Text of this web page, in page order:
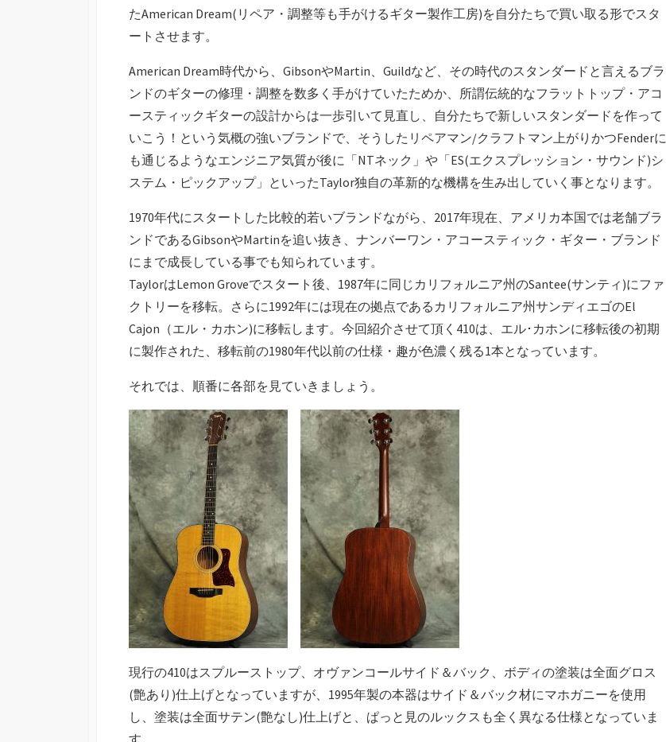
たAmerican Dream(リペア・調整等も手がけるギター製作工房)を自分たちで買い取る形でスタ
ートさせます。
American Dream時代から、GibsonやMartin、Guildなど、その時代のスタンダードと言えるブラ
ンドのギターの修理・調整を数多く手がけていたためか、所謂伝統的なフラットトップ・アコ
ースティックギターの設計からは一歩引いて見直し、自分たちで新しいスタンダードを作って
いこう！という気概の強いブランドで、そうしたリペアマン/クラフトマン上がりかつFenderに
も通じるようなエンジニア気質が後に「NTネック」や「ES(エクスプレッション・サウンド)シ
ステム・ピックアップ」といったTaylor独自の革新的な機構を生み出していく事となります。
1970年代にスタートした比較的若いブランドながら、2017年現在、アメリカ本国では老舗ブラ
ンドであるGibsonやMartinを追い抜き、ナンバーワン・アコースティック・ギター・ブランド
にまで成長している事でも知られています。
TaylorはLemon Groveでスタート後、1987年に同じカリフォルニア州のSantee(サンティ)にファ
クトリーを移転。さらに1992年には現在の拠点であるカリフォルニア州サンディエゴのEl
Cajon（エル・カホン)に移転します。今回紹介させて頂く410は、エル･カホンに移転後の初期
に製作された、移転前の1980年代以前の仕様・趣が色濃く残る1本となっています。
それでは、順番に各部を見ていきましょう。
現行の410はスプルーストップ、オヴァンコールサイド＆バック、ボディの塗装は全面グロス
(艶あり)仕上げとなっていますが、1995年製の本器はサイド＆バック材にマホガニーを使用
し、塗装は全面サテン(艶なし)仕上げと、ぱっと見のルックスも全く異なる仕様となっていま
す。